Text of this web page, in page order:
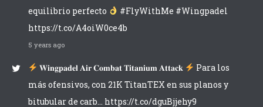
equilibrio perfecto
#FlyWithMe #Wingpadel
https://t.co/A4oiW0ce4b
5 years ago
𝐖𝐢𝐧𝐠𝐩𝐚𝐝𝐞𝐥 𝐀𝐢𝐫 𝐂𝐨𝐦𝐛𝐚𝐭 𝐓𝐢𝐭𝐚𝐧𝐢𝐮𝐦 𝐀𝐭𝐭𝐚𝐜𝐤
Para los
más ofensivos, con 21K TitanTEX en sus planos y
bitubular de carb… https://t.co/dguBjjehy9